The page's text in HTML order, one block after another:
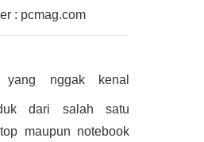
: pcmag.com
nggak kenal
dari salah satu
maupun notebook